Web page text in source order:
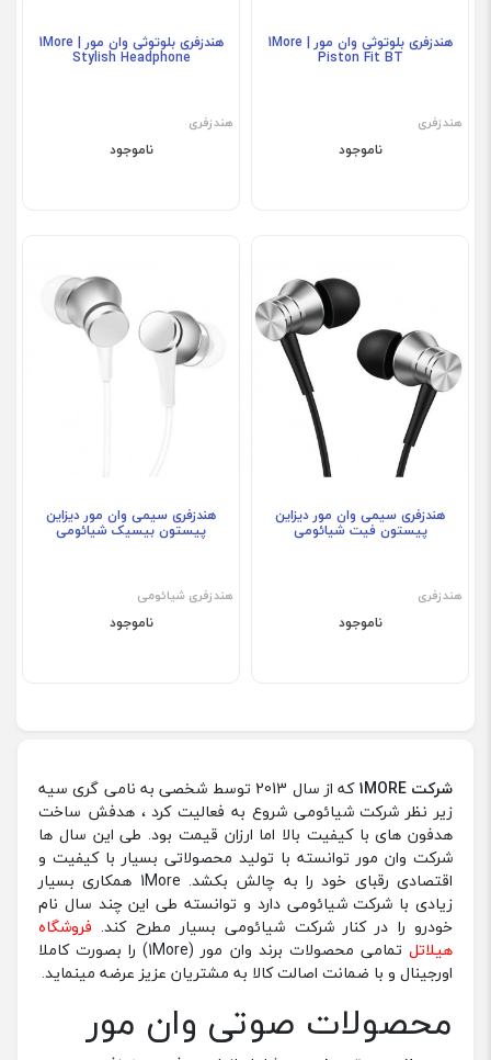
هندزفری بلوتوثی وان مور | 1More
Piston Fit BT
هندزفری
ناموجود
هندزفری بلوتوثی وان مور | 1More
Stylish Headphone
هندزفری
ناموجود
هندزفری سیمی وان مور دیزاین
پیستون فیت شیائومی
هندزفری
ناموجود
هندزفری سیمی وان مور دیزاین
پیستون بیسیک شیائومی
هندزفری شیائومی
ناموجود
شرکت 1MORE
که از سال 2013 توسط شخصی به نامی گری سیه
زیر نظر شرکت شیائومی شروع به فعالیت کرد ، هدفش ساخت
هدفون های با کیفیت بالا اما ارزان قیمت بود. طی این سال ها
شرکت وان مور توانسته با تولید محصولاتی بسیار با کیفیت و
اقتصادی رقبای خود را به چالش بکشد. 1More همکاری بسیار
زیادی با شرکت شیائومی دارد و توانسته طی این چند سال نام
خودرو را در کنار شرکت شیائومی بسیار مطرح کند. فروشگاه
هیلاتل
تمامی محصولات برند وان مور (1More) را بصورت کاملا
اورجینال و با ضمانت اصالت کالا به مشتریان عزیز عرضه مینماید.
محصولات صوتی وان مور